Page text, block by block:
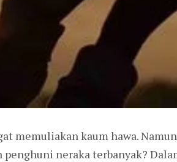
memuliakan kaum hawa.
neraka terbanyak?